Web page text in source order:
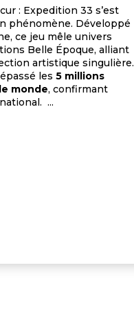
: Expedition 33 s’est
phénomène. Développé
ce jeu mêle univers
Belle Époque, alliant
artistique singulière.
les 5 millions
monde, confirmant
...